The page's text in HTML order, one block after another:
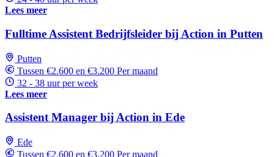
Lees meer
Fulltime Assistent Bedrijfsleider bij Action in Putten
Putten
Tussen €2.600 en €3.200 Per maand
32 - 38 uur per week
Lees meer
Assistent Manager bij Action in Ede
Ede
Tussen €2.600 en €3.200 Per maand